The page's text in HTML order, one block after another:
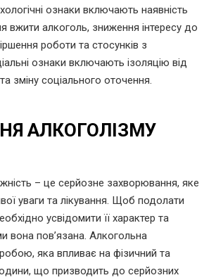
ознаки включають наявність
вжити алкоголь, зниження інтересу до
роботи та стосунків з
ознаки включають ізоляцію від
зміну соціального оточення.
АЛКОГОЛІЗМУ
– це серйозне захворювання, яке
​​уваги та лікування. Щоб подолати
усвідомити її характер та
вона пов’язана. Алкогольна
яка впливає на фізичний та
що призводить до серйозних